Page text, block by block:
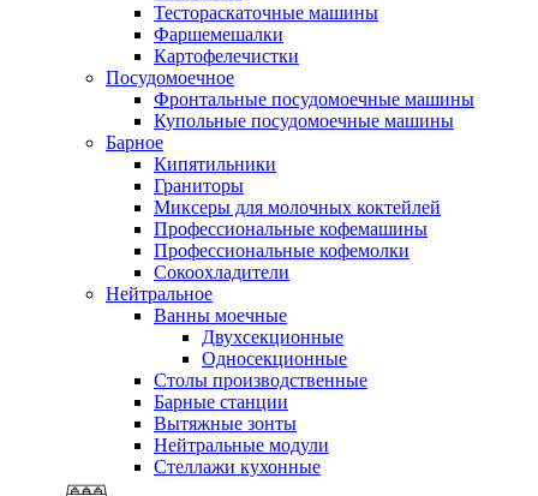
Тестораскаточные машины
Фаршемешалки
Картофелечистки
Посудомоечное
Фронтальные посудомоечные машины
Купольные посудомоечные машины
Барное
Кипятильники
Граниторы
Миксеры для молочных коктейлей
Профессиональные кофемашины
Профессиональные кофемолки
Сокоохладители
Нейтральное
Ванны моечные
Двухсекционные
Односекционные
Столы производственные
Барные станции
Вытяжные зонты
Нейтральные модули
Стеллажи кухонные